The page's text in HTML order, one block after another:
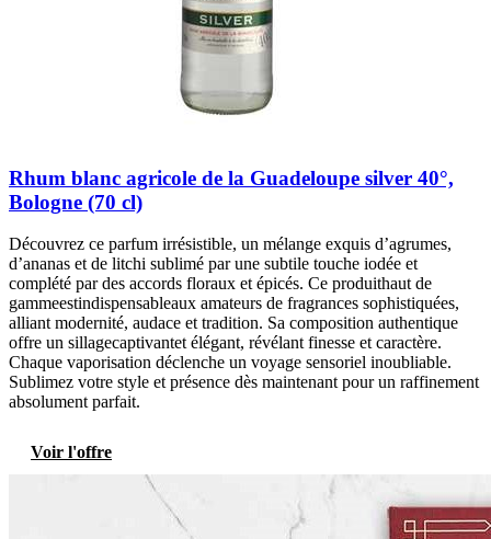
Rhum blanc agricole de la Guadeloupe silver 40°,
Bologne (70 cl)
Découvrez ce parfum irrésistible, un mélange exquis d’agrumes,
d’ananas et de litchi sublimé par une subtile touche iodée et
complété par des accords floraux et épicés. Ce produithaut de
gammeestindispensableaux amateurs de fragrances sophistiquées,
alliant modernité, audace et tradition. Sa composition authentique
offre un sillagecaptivantet élégant, révélant finesse et caractère.
Chaque vaporisation déclenche un voyage sensoriel inoubliable.
Sublimez votre style et présence dès maintenant pour un raffinement
absolument parfait.
Voir l'offre